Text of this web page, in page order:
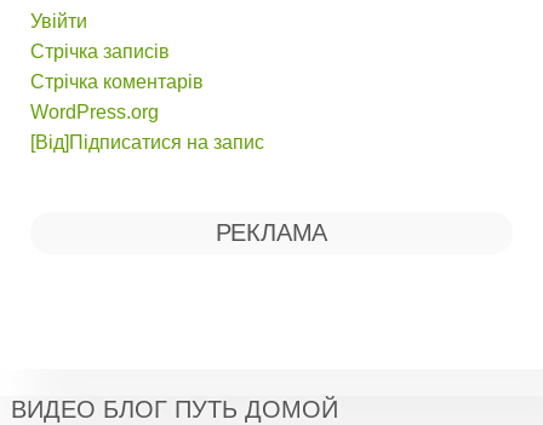
Увійти
Стрічка записів
Стрічка коментарів
WordPress.org
[Від]Підписатися на запис
РЕКЛАМА
ВИДЕО БЛОГ ПУТЬ ДОМОЙ